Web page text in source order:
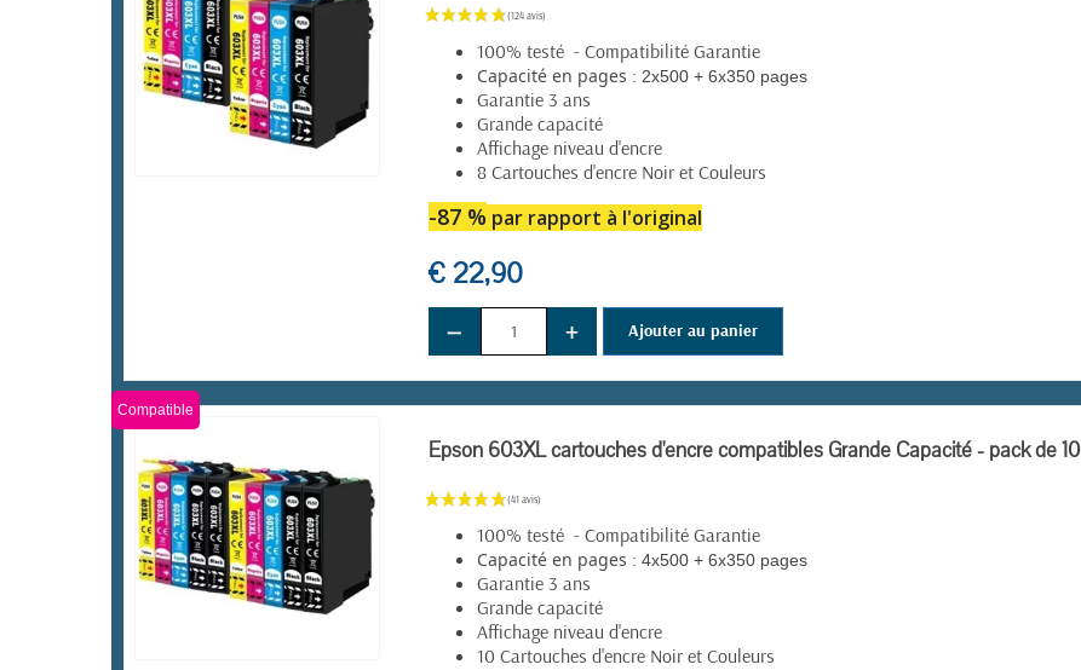
100% testé - Compatibilité Garantie
Capacité en pages : 2x500 + 6x350 pages
Garantie 3 ans
Grande capacité
Affichage niveau d'encre
8 Cartouches d'encre Noir et Couleurs
-87 % par rapport à l'original
€ 22,90
− + Ajouter au panier
Compatible
Epson 603XL cartouches d'encre compatibles Grande Capacité - pack de 10
100% testé - Compatibilité Garantie
Capacité en pages : 4x500 + 6x350 pages
Garantie 3 ans
Grande capacité
Affichage niveau d'encre
10 Cartouches d'encre Noir et Couleurs